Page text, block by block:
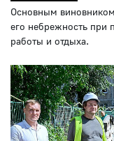
Основным
его небрежность при
работы и отдыха.